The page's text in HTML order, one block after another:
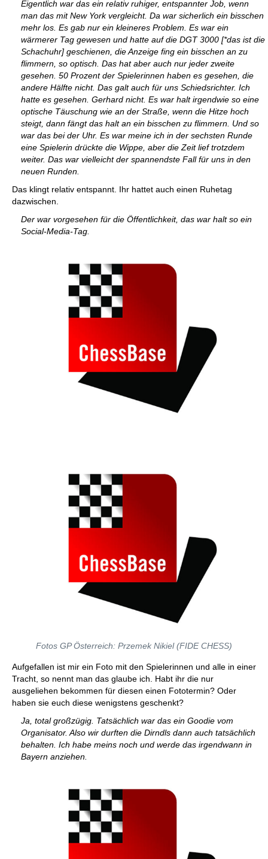
Eigentlich war das ein relativ ruhiger, entspannter Job, wenn
man das mit New York vergleicht. Da war sicherlich ein bisschen
mehr los. Es gab nur ein kleineres Problem. Es war ein
wärmerer Tag gewesen und hatte auf die DGT 3000 [*das ist die
Schachuhr] geschienen, die Anzeige fing ein bisschen an zu
flimmern, so optisch. Das hat aber auch nur jeder zweite
gesehen. 50 Prozent der Spielerinnen haben es gesehen, die
andere Hälfte nicht. Das galt auch für uns Schiedsrichter. Ich
hatte es gesehen. Gerhard nicht. Es war halt irgendwie so eine
optische Täuschung wie an der Straße, wenn die Hitze hoch
steigt, dann fängt das halt an ein bisschen zu flimmern. Und so
war das bei der Uhr. Es war meine ich in der sechsten Runde
eine Spielerin drückte die Wippe, aber die Zeit lief trotzdem
weiter. Das war vielleicht der spannendste Fall für uns in den
neuen Runden.
Das klingt relativ entspannt. Ihr hattet auch einen Ruhetag
dazwischen.
Der war vorgesehen für die Öffentlichkeit, das war halt so ein
Social-Media-Tag.
Fotos GP Österreich: Przemek Nikiel (FIDE CHESS)
Aufgefallen ist mir ein Foto mit den Spielerinnen und alle in einer
Tracht, so nennt man das glaube ich. Habt ihr die nur
ausgeliehen bekommen für diesen einen Fototermin? Oder
haben sie euch diese wenigstens geschenkt?
Ja, total großzügig. Tatsächlich war das ein Goodie vom
Organisator. Also wir durften die Dirndls dann auch tatsächlich
behalten. Ich habe meins noch und werde das irgendwann in
Bayern anziehen.